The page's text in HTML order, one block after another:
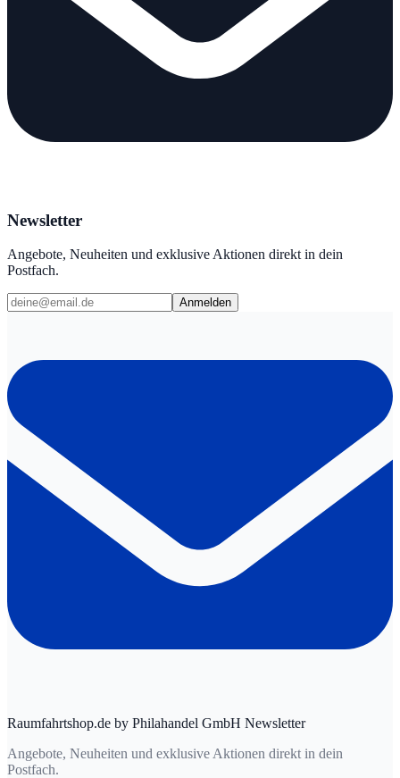
Newsletter
Angebote, Neuheiten und exklusive Aktionen direkt in dein
Postfach.
Anmelden
Raumfahrtshop.de by Philahandel GmbH Newsletter
Angebote, Neuheiten und exklusive Aktionen direkt in dein
Postfach.